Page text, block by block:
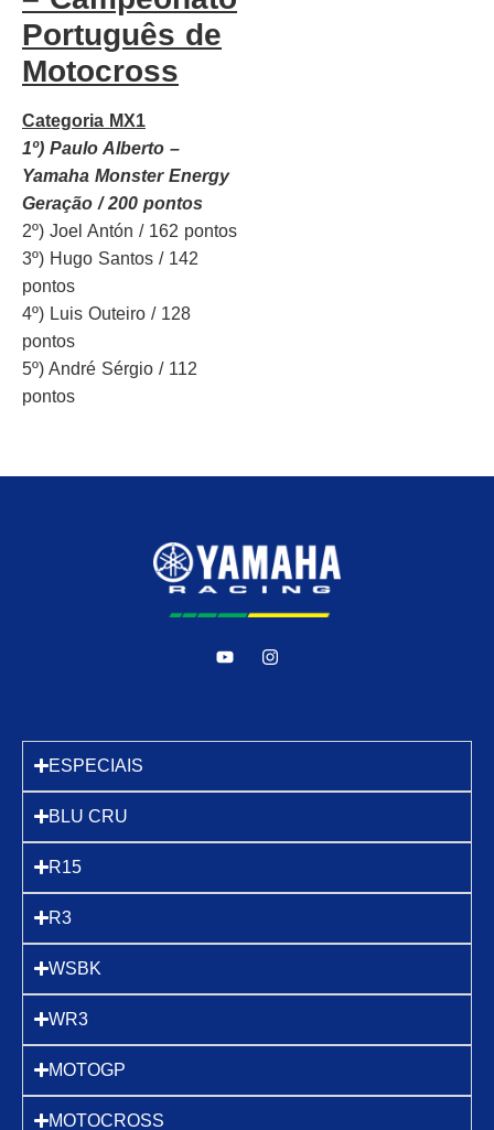
Português de
Motocross
Categoria MX1
1º) Paulo Alberto –
Yamaha Monster Energy
Geração / 200 pontos
2º) Joel Antón / 162 pontos
3º) Hugo Santos / 142
pontos
4º) Luis Outeiro / 128
pontos
5º) André Sérgio / 112
pontos
ESPECIAIS
BLU CRU
R15
R3
WSBK
WR3
MOTOGP
MOTOCROSS